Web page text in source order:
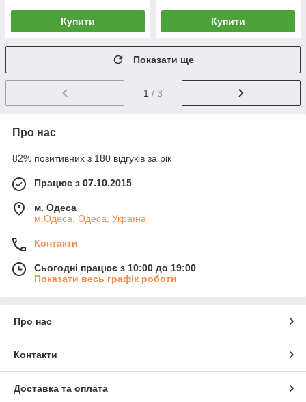
Купити Купити
Показати ще
1 / 3
Про нас
82% позитивних з 180 відгуків за рік
Працює з 07.10.2015
м. Одеса
м.Одеса, Одеса, Україна
Контакти
Сьогодні працює з 10:00 до 19:00
Показати весь графік роботи
Про нас
Контакти
Доставка та оплата